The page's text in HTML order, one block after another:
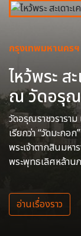
กรุงเทพมหานครฯ
ไหว้พระ ส
ณ วัดอรุณ
วัดอรุณราชวรารา
เรียกว่า “วัดมะกอ
พระเจ้าตากสินมห
พระพุทธเลิศหล้าน
อ่านเรื่องราว